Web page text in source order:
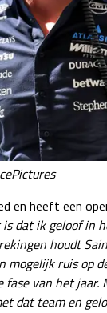
en heeft een
dat ik geloof in
houdt
mogelijk ruis op
van het jaar.
dat team en